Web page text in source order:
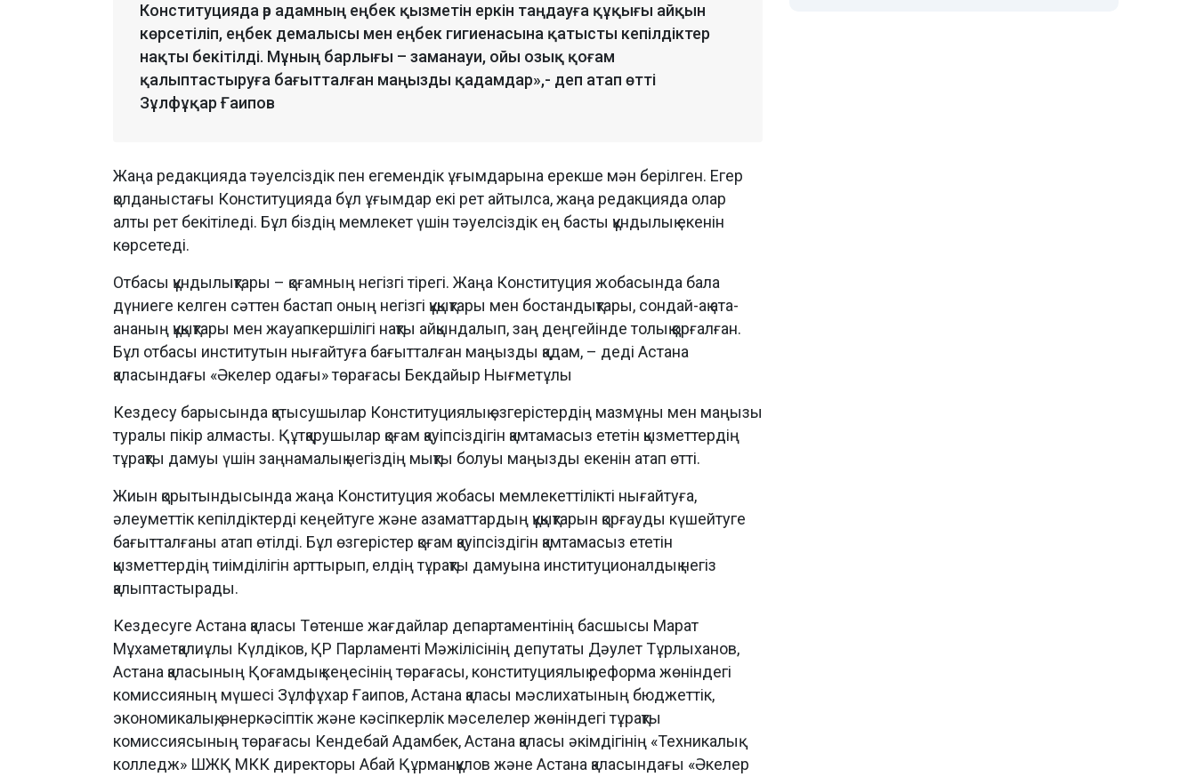
Конституцияда әр адамның еңбек қызметін еркін таңдауға құқығы айқын
көрсетіліп, еңбек демалысы мен еңбек гигиенасына қатысты кепілдіктер
нақты бекітілді. Мұның барлығы – заманауи, ойы озық қоғам
қалыптастыруға бағытталған маңызды қадамдар»,- деп атап өтті
Зұлфұқар Ғаипов
Жаңа редакцияда тәуелсіздік пен егемендік ұғымдарына ерекше мән берілген. Егер
қолданыстағы Конституцияда бұл ұғымдар екі рет айтылса, жаңа редакцияда олар
алты рет бекітіледі. Бұл біздің мемлекет үшін тәуелсіздік ең басты құндылық екенін
көрсетеді.
Отбасы құндылықтары – қоғамның негізгі тірегі. Жаңа Конституция жобасында бала
дүниеге келген сәттен бастап оның негізгі құқықтары мен бостандықтары, сондай-ақ ата-
ананың құқықтары мен жауапкершілігі нақты айқындалып, заң деңгейінде толық қорғалған.
Бұл отбасы институтын нығайтуға бағытталған маңызды қадам, – деді Астана
қаласындағы «Әкелер одағы» төрағасы Бекдайыр Нығметұлы
Кездесу барысында қатысушылар Конституциялық өзгерістердің мазмұны мен маңызы
туралы пікір алмасты. Құтқарушылар қоғам қауіпсіздігін қамтамасыз ететін қызметтердің
тұрақты дамуы үшін заңнамалық негіздің мықты болуы маңызды екенін атап өтті.
Жиын қорытындысында жаңа Конституция жобасы мемлекеттілікті нығайтуға,
әлеуметтік кепілдіктерді кеңейтуге және азаматтардың құқықтарын қорғауды күшейтуге
бағытталғаны атап өтілді. Бұл өзгерістер қоғам қауіпсіздігін қамтамасыз ететін
қызметтердің тиімділігін арттырып, елдің тұрақты дамуына институционалдық негіз
қалыптастырады.
Кездесуге Астана қаласы Төтенше жағдайлар департаментінің басшысы Марат
Мұхаметқалиұлы Күлдіков, ҚР Парламенті Мәжілісінің депутаты Дәулет Тұрлыханов,
Астана қаласының Қоғамдық кеңесінің төрағасы, конституциялық реформа жөніндегі
комиссияның мүшесі Зұлфұхар Ғаипов, Астана қаласы мәслихатының бюджеттік,
экономикалық, өнеркәсіптік және кәсіпкерлік мәселелер жөніндегі тұрақты
комиссиясының төрағасы Кендебай Адамбек, Астана қаласы әкімдігінің «Техникалық
колледж» ШЖҚ МКК директоры Абай Құрманқұлов және Астана қаласындағы «Әкелер